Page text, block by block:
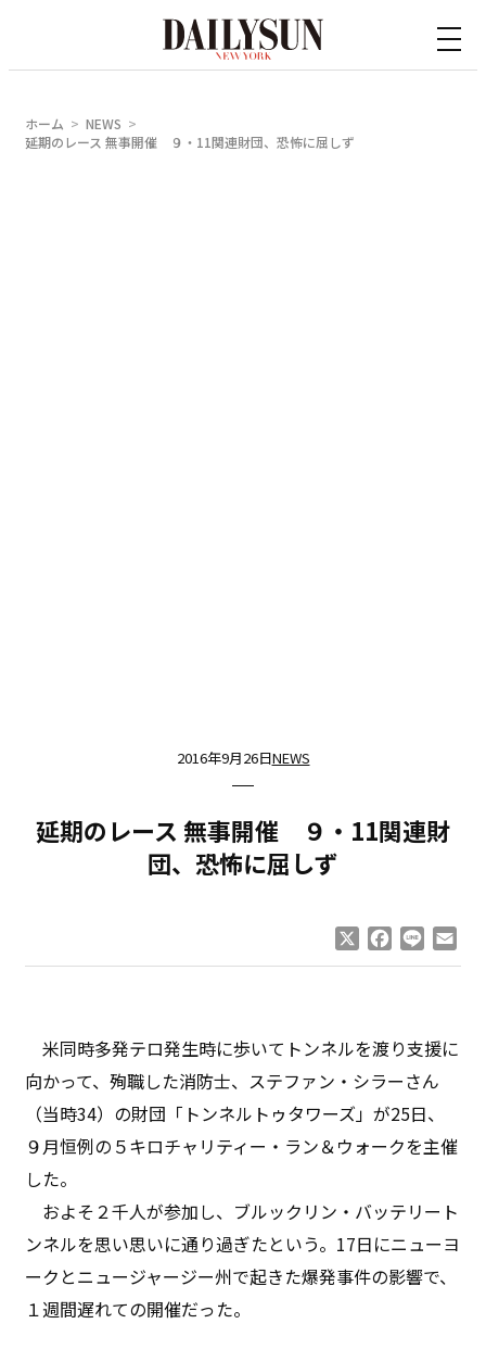
ホーム
NEWS
延期のレース 無事開催 ９・11関連財団、恐怖に屈しず
2016年9月26日NEWS
延期のレース 無事開催 ９・11関連財
団、恐怖に屈しず
Facebook
Line
米同時多発テロ発生時に歩いてトンネルを渡り支援に
向かって、殉職した消防士、ステファン・シラーさん
（当時34）の財団「トンネルトゥタワーズ」が25日、
９月恒例の５キロチャリティー・ラン＆ウォークを主催
した。
およそ２千人が参加し、ブルックリン・バッテリート
ンネルを思い思いに通り過ぎたという。17日にニューヨ
ークとニュージャージー州で起きた爆発事件の影響で、
１週間遅れての開催だった。